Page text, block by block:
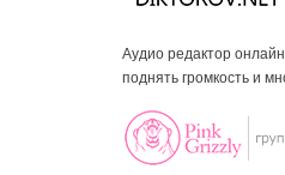
Аудио редактор
поднять громкость и